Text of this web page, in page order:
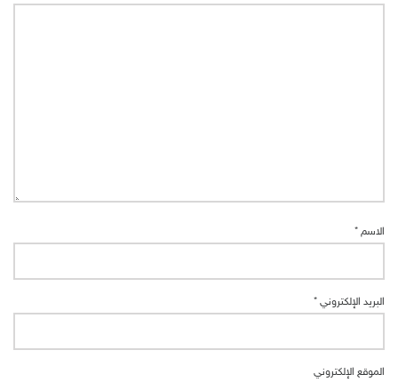
الاسم *
البريد الإلكتروني *
الموقع الإلكتروني